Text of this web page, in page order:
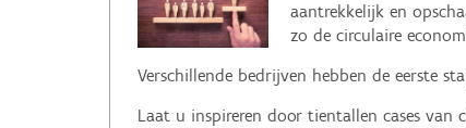
aantrekkelijk en
zo de circulaire
Verschillende bedrijven hebben de eerste
Laat u inspireren door tientallen cases van